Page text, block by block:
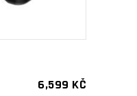
6,599 KČ